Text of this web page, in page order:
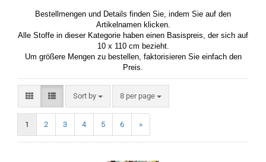
Bestellmengen und Details finden Sie, indem Sie auf den
Artikelnamen klicken.
Alle Stoffe in dieser Kategorie haben einen Basispreis, der sich auf
10 x 110 cm bezieht.
Um größere Mengen zu bestellen, faktorisieren Sie einfach den
Preis.
Sort by
Sort by 8 per page
per page
1 2 3 4 5 6 »